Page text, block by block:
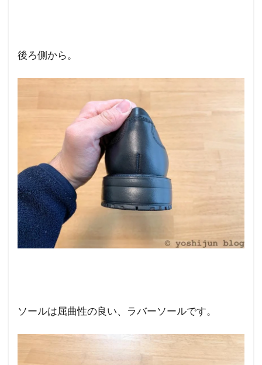
後ろ側から。
ソールは屈曲性の良い、ラバーソールです。